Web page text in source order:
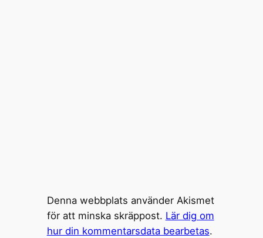
Denna webbplats använder Akismet
för att minska skräppost. Lär dig om
hur din kommentarsdata bearbetas.